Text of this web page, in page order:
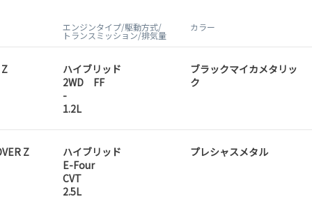
エンジンタイプ/駆動方式/
トランスミッション/排気量
カラー
ハイブリッド
2WD FF
-
1.2L
ブラックマイカメタリッ
ク
Z
ハイブリッド
E-Four
CVT
2.5L
プレシャスメタル